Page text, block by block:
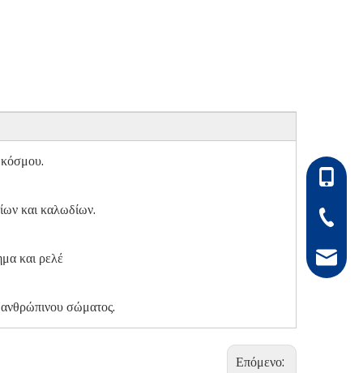
και καλωδίων.
και ρελέ
σώματος.
Επόμενο:
86-
86-